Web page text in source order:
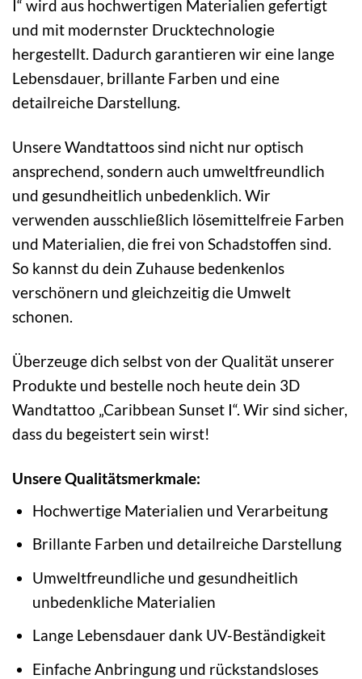
I“ wird aus hochwertigen Materialien gefertigt
und mit modernster Drucktechnologie
hergestellt. Dadurch garantieren wir eine lange
Lebensdauer, brillante Farben und eine
detailreiche Darstellung.
Unsere Wandtattoos sind nicht nur optisch
ansprechend, sondern auch umweltfreundlich
und gesundheitlich unbedenklich. Wir
verwenden ausschließlich lösemittelfreie Farben
und Materialien, die frei von Schadstoffen sind.
So kannst du dein Zuhause bedenkenlos
verschönern und gleichzeitig die Umwelt
schonen.
Überzeuge dich selbst von der Qualität unserer
Produkte und bestelle noch heute dein 3D
Wandtattoo „Caribbean Sunset I“. Wir sind sicher,
dass du begeistert sein wirst!
Unsere Qualitätsmerkmale:
Hochwertige Materialien und Verarbeitung
Brillante Farben und detailreiche Darstellung
Umweltfreundliche und gesundheitlich
unbedenkliche Materialien
Lange Lebensdauer dank UV-Beständigkeit
Einfache Anbringung und rückstandsloses